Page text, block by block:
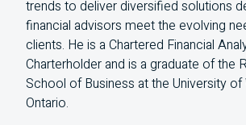
trends to deliver diversified solutions
financial advisors meet the evolving
clients. He is a Chartered Financial
Charterholder and is a graduate of the
School of Business at the University of
Ontario.